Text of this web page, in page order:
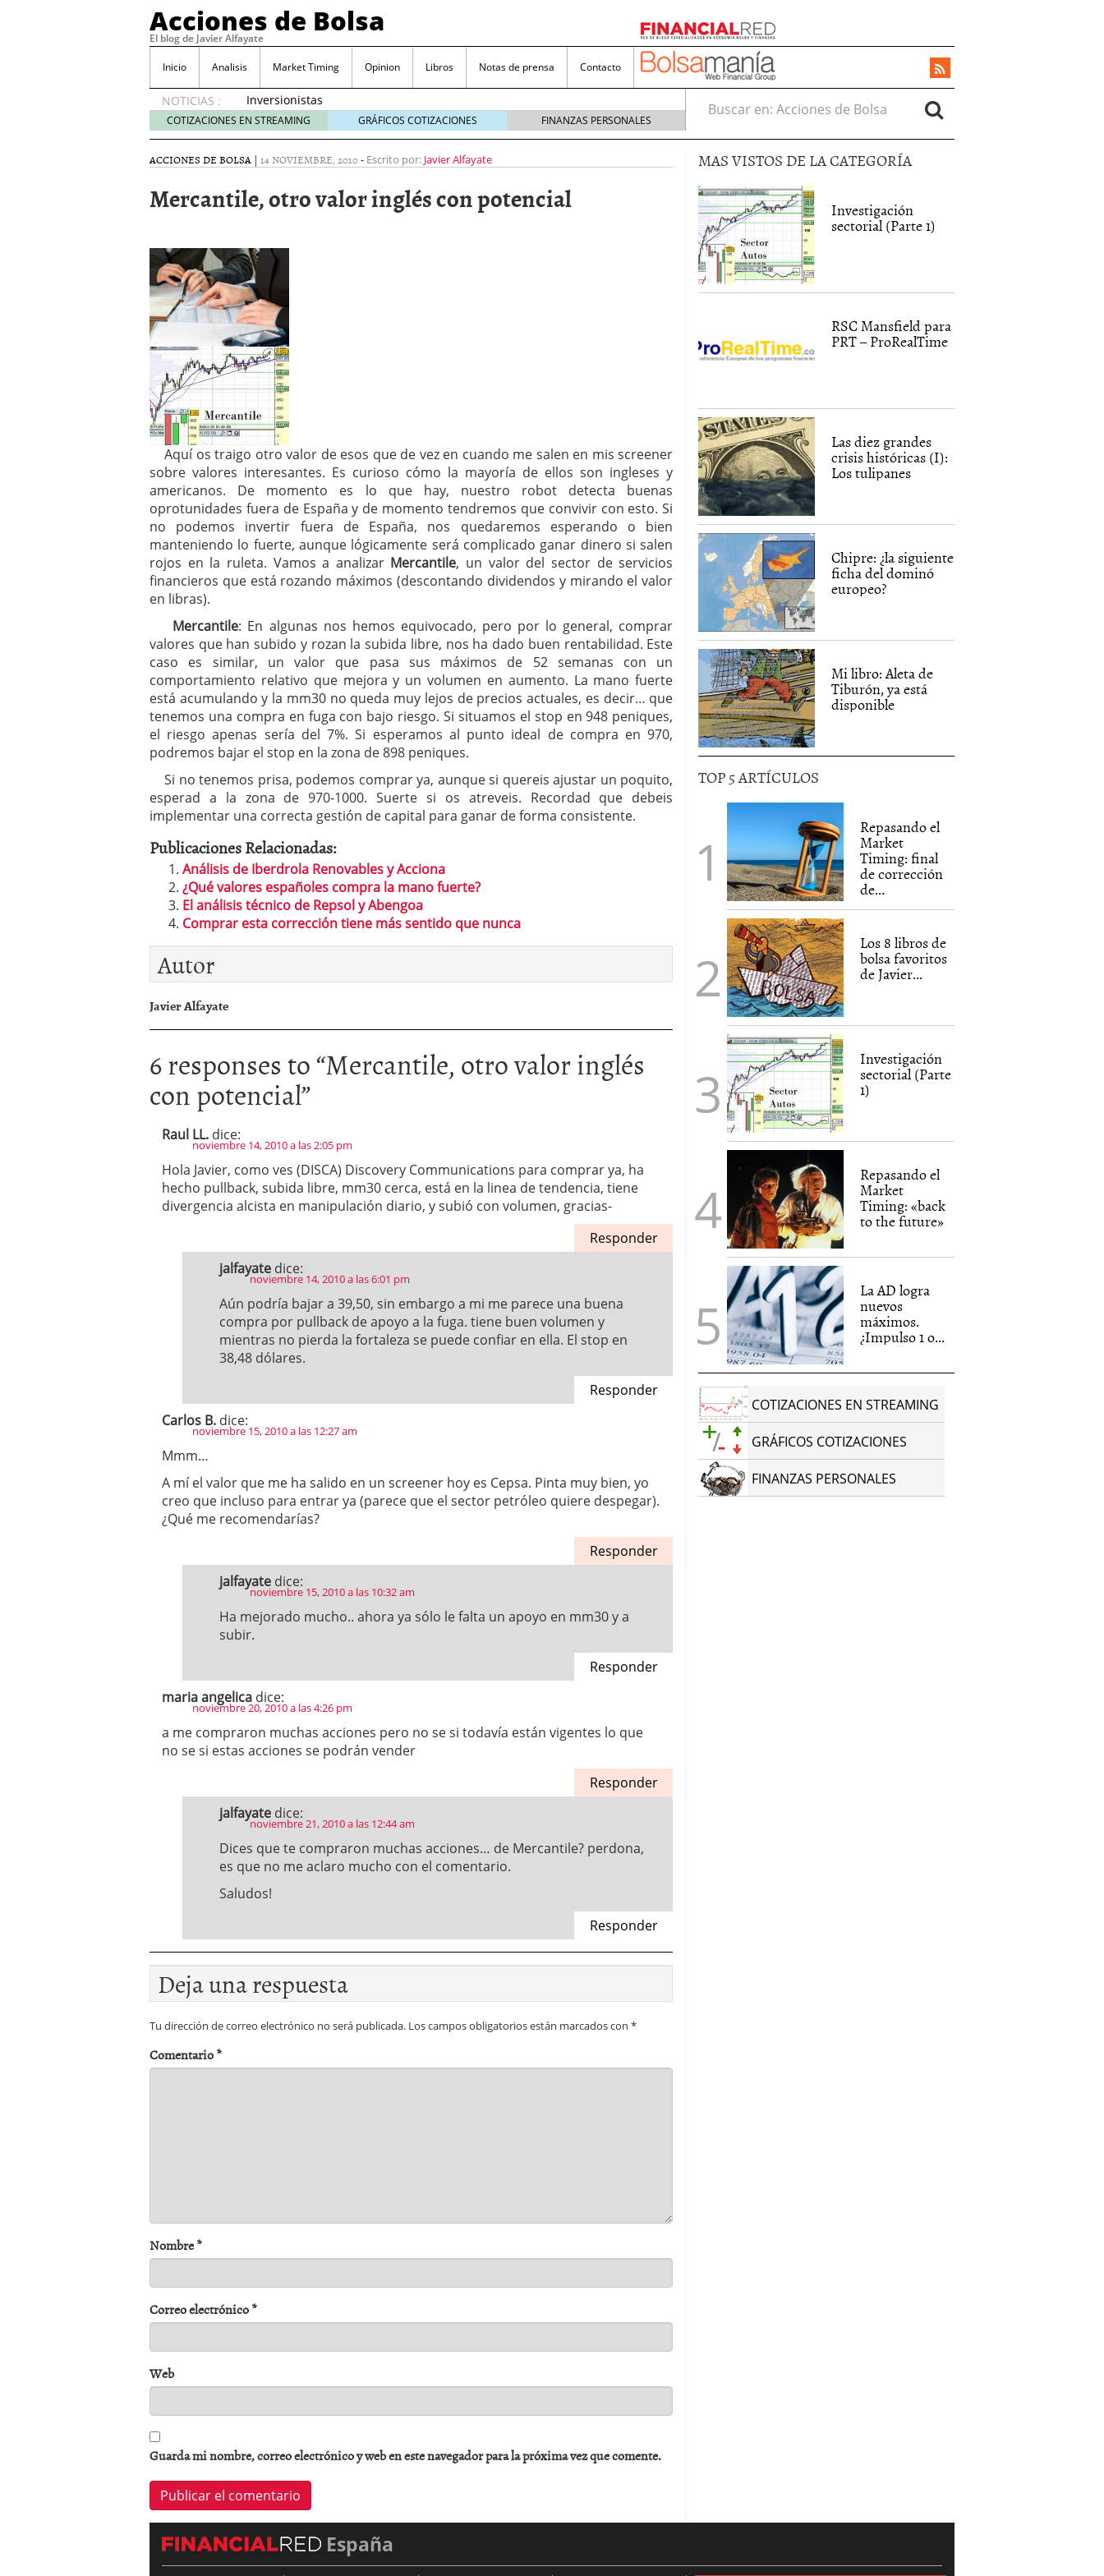
Acciones de Bolsa
El blog de Javier Alfayate
Inicio Analisis Market Timing Opinion Libros Notas de prensa Contacto
NOTICIAS :
Inversionistas
VIP en
México
creciente
por SIFX
mayo 8,
Qué es una acción infravalorada y por qué no hay que perderlas de vista
noviembre 30, 2024
Entendiendo los ETF de Bitcoin
Dividend Kings: empresas que destacan por sus dividendos constantes
noviembre 12, 2024
Descubre RealAdvisor: Una poderosa herramienta para tus inversiones
inmobiliarias
COTIZACIONES EN STREAMING GRÁFICOS COTIZACIONES FINANZAS PERSONALES
Buscar en:
ACCIONES DE BOLSA | 14 NOVIEMBRE, 2010- Escrito por: Javier Alfayate
Mercantile, otro valor inglés con potencial
Aquí os traigo otro valor de esos que de vez en cuando me salen en mis screener
sobre valores interesantes. Es curioso cómo la mayoría de ellos son ingleses y
americanos. De momento es lo que hay, nuestro robot detecta buenas
oprotunidades fuera de España y de momento tendremos que convivir con esto. Si
no podemos invertir fuera de España, nos quedaremos esperando o bien
manteniendo lo fuerte, aunque lógicamente será complicado ganar dinero si salen
rojos en la ruleta. Vamos a analizar Mercantile, un valor del sector de servicios
financieros que está rozando máximos (descontando dividendos y mirando el valor
en libras).
Mercantile: En algunas nos hemos equivocado, pero por lo general, comprar
valores que han subido y rozan la subida libre, nos ha dado buen rentabilidad. Este
caso es similar, un valor que pasa sus máximos de 52 semanas con un
comportamiento relativo que mejora y un volumen en aumento. La mano fuerte
está acumulando y la mm30 no queda muy lejos de precios actuales, es decir… que
tenemos una compra en fuga con bajo riesgo. Si situamos el stop en 948 peniques,
el riesgo apenas sería del 7%. Si esperamos al punto ideal de compra en 970,
podremos bajar el stop en la zona de 898 peniques.
Si no tenemos prisa, podemos comprar ya, aunque si quereis ajustar un poquito,
esperad a la zona de 970-1000. Suerte si os atreveis. Recordad que debeis
implementar una correcta gestión de capital para ganar de forma consistente.
Publicaciones Relacionadas:
Análisis de Iberdrola Renovables y Acciona
¿Qué valores españoles compra la mano fuerte?
El análisis técnico de Repsol y Abengoa
Comprar esta corrección tiene más sentido que nunca
Autor
Javier Alfayate
6 responses to “Mercantile, otro valor inglés
con potencial”
Raul LL. dice:
noviembre 14, 2010 a las 2:05 pm
Hola Javier, como ves (DISCA) Discovery Communications para comprar ya, ha
hecho pullback, subida libre, mm30 cerca, está en la linea de tendencia, tiene
divergencia alcista en manipulación diario, y subió con volumen, gracias-
Responder
jalfayate dice:
noviembre 14, 2010 a las 6:01 pm
Aún podría bajar a 39,50, sin embargo a mi me parece una buena
compra por pullback de apoyo a la fuga. tiene buen volumen y
mientras no pierda la fortaleza se puede confiar en ella. El stop en
38,48 dólares.
Responder
Carlos B. dice:
noviembre 15, 2010 a las 12:27 am
Mmm…
A mí el valor que me ha salido en un screener hoy es Cepsa. Pinta muy bien, yo
creo que incluso para entrar ya (parece que el sector petróleo quiere despegar).
¿Qué me recomendarías?
Responder
jalfayate dice:
noviembre 15, 2010 a las 10:32 am
Ha mejorado mucho.. ahora ya sólo le falta un apoyo en mm30 y a
subir.
Responder
maria angelica dice:
noviembre 20, 2010 a las 4:26 pm
a me compraron muchas acciones pero no se si todavía están vigentes lo que
no se si estas acciones se podrán vender
Responder
jalfayate dice:
noviembre 21, 2010 a las 12:44 am
Dices que te compraron muchas acciones… de Mercantile? perdona,
es que no me aclaro mucho con el comentario.
Saludos!
Responder
Deja una respuesta
Tu dirección de correo electrónico no será publicada. Los campos obligatorios están marcados con *
Comentario*
Nombre*
Correo electrónico*
Web
Guarda mi nombre, correo electrónico y web en este navegador para la próxima vez que comente.
MAS VISTOS DE LA CATEGORÍA
Investigación
sectorial (Parte 1)
RSC Mansfield para
PRT – ProRealTime
Las diez grandes
crisis históricas (I):
Los tulipanes
Chipre: ¿la siguiente
ficha del dominó
europeo?
Mi libro: Aleta de
Tiburón, ya está
disponible
TOP 5 ARTÍCULOS
Repasando el
Market
Timing: final
de corrección
de...
Los 8 libros de
bolsa favoritos
de Javier...
Investigación
sectorial (Parte
1)
Repasando el
Market
Timing: «back
to the future»
La AD logra
nuevos
máximos.
¿Impulso 1 o...
COTIZACIONES EN STREAMING
GRÁFICOS COTIZACIONES
FINANZAS PERSONALES
España